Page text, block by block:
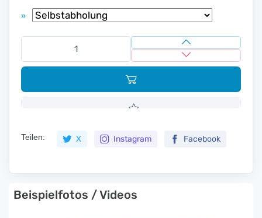
»
Teilen: X Instagram Facebook
Beispielfotos / Videos